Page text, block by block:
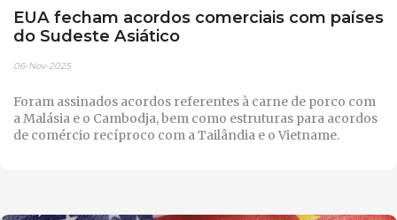
EUA fecham acordos comerciais com países
do Sudeste Asiático
06-Nov-2025
Foram assinados acordos referentes à carne de porco com
a Malásia e o Cambodja, bem como estruturas para acordos
de comércio recíproco com a Tailândia e o Vietname.